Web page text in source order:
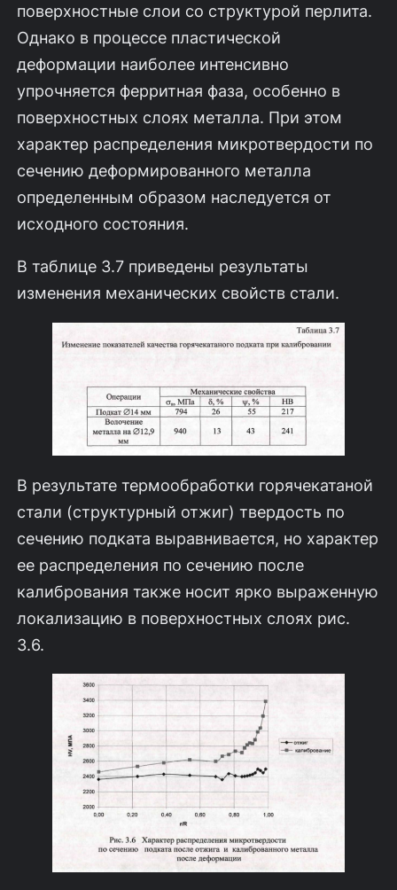
поверхностные слои со структурой перлита.
Однако в процессе пластической
деформации наиболее интенсивно
упрочняется ферритная фаза, особенно в
поверхностных слоях ме­талла. При этом
характер распределения микротвердости по
сечению деформи­рованного металла
определенным образом наследуется от
исходного состояния.
В таблице 3.7 приведены результаты
изменения механических свойств стали.
В результате термообработки горячекатаной
стали (структурный отжиг) твердость по
сечению подката выравнивается, но характер
ее распределения по сечению после
калибрования также носит ярко выраженную
локализацию в поверхностных слоях рис.
3.6.